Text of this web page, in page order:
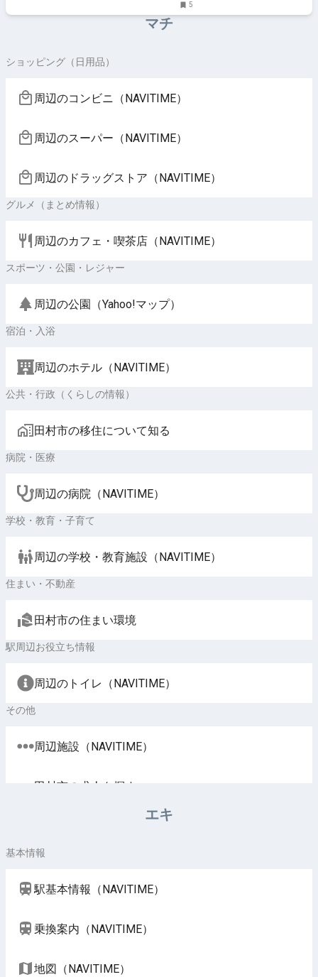
5
マチ
ショッピング（日用品）
周辺のコンビニ（NAVITIME）
周辺のスーパー（NAVITIME）
周辺のドラッグストア（NAVITIME）
グルメ（まとめ情報）
周辺のカフェ・喫茶店（NAVITIME）
スポーツ・公園・レジャー
周辺の公園（Yahoo!マップ）
宿泊・入浴
周辺のホテル（NAVITIME）
公共・行政（くらしの情報）
田村市の移住について知る
病院・医療
周辺の病院（NAVITIME）
学校・教育・子育て
周辺の学校・教育施設（NAVITIME）
住まい・不動産
田村市の住まい環境
駅周辺お役立ち情報
周辺のトイレ（NAVITIME）
その他
周辺施設（NAVITIME）
田村市の求人を探す
エキ
基本情報
駅基本情報（NAVITIME）
乗換案内（NAVITIME）
地図（NAVITIME）